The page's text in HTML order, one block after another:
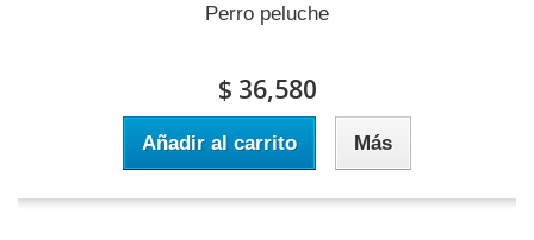
Perro peluche
$ 36,580
Añadir al carrito Más